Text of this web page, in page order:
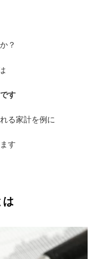
？
す
る家計を例に
す
は